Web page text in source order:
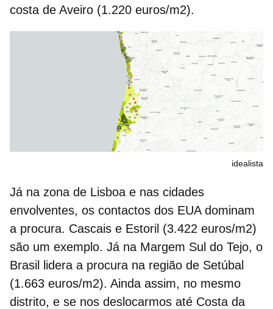
costa de Aveiro (1.220 euros/m2).
idealista
Já na zona de Lisboa e nas cidades
envolventes, os contactos dos EUA dominam
a procura. Cascais e Estoril (3.422 euros/m2)
são um exemplo. Já na Margem Sul do Tejo, o
Brasil lidera a procura na região de Setúbal
(1.663 euros/m2). Ainda assim, no mesmo
distrito, e se nos deslocarmos até Costa da